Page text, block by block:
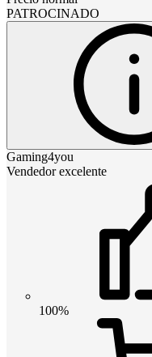
PATROCINADO
Gaming4you
Vendedor excelente
100%